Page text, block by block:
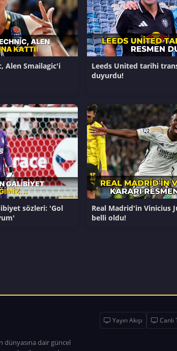
Alen Smailagic'i
Leeds United tarihi
duyurdu!
sözleri: 'Gol
Real Madrid'in Vinicius
belli oldu!
dair güncel
Yayın Akışı Canlı